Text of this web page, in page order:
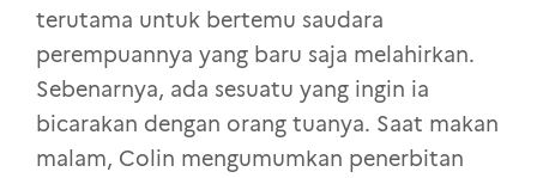
terutama untuk bertemu saudara
perempuannya yang baru saja melahirkan.
Sebenarnya, ada sesuatu yang ingin ia
bicarakan dengan orang tuanya. Saat makan
malam, Colin mengumumkan penerbitan